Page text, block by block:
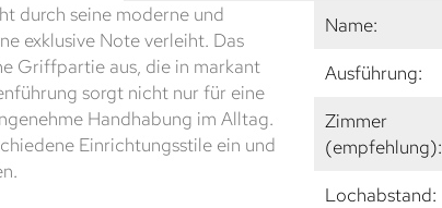
durch seine moderne und
exklusive Note verleiht. Das
Griffpartie aus, die in markant
sorgt nicht nur für eine
Handhabung im Alltag.
Einrichtungsstile ein und
Name:
Ausführung:
Zimmer
(empfehlung):
Lochabstand: